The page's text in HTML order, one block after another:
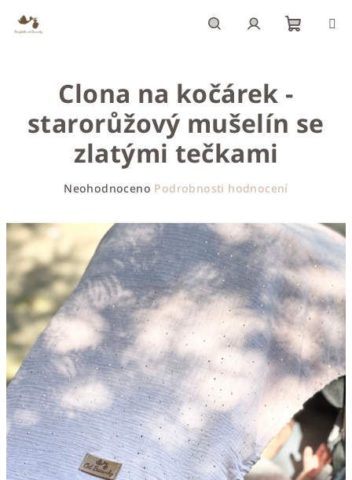
obsah
košík
Clona na kočárek -
starorůžový mušelín se
zlatými tečkami
produktu
je
0,0
z
5
hvězdiček.
Neohodnoceno Podrobnosti hodnocení